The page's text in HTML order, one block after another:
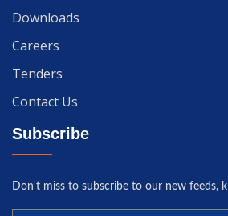
Downloads
Careers
Tenders
Contact Us
Subscribe
Don't miss to subscribe to our new feeds,